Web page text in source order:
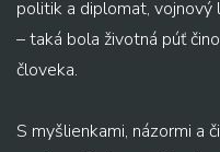
politik a diplomat, vojnový
– taká bola životná púť
človeka.
S myšlienkami, názormi a